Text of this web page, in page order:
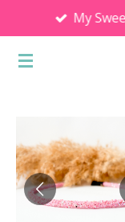
direct
naar
My